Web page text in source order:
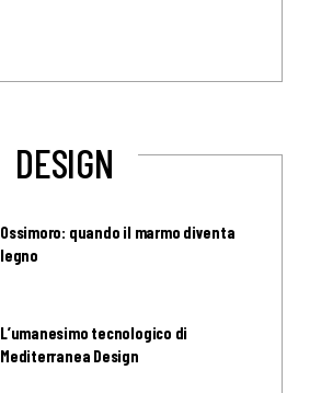
DESIGN
Ossimoro: quando il marmo diventa
legno
L’umanesimo tecnologico di
Mediterranea Design